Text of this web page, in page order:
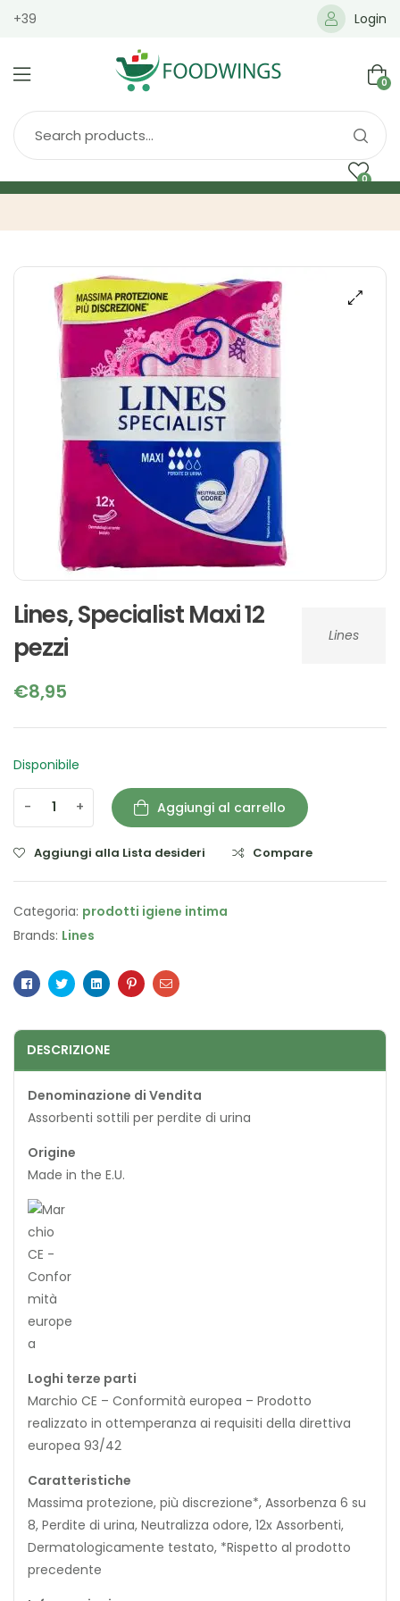
+39 Login
0
0
Lines
Lines, Specialist Maxi 12
pezzi
€8,95
Disponibile
- + Aggiungi al carrello
Aggiungi alla Lista desideri Compare
Categoria: prodotti igiene intima
Brands: Lines
Facebook
TwitterLinkedinPinterestEmail
DESCRIZIONE
Denominazione di Vendita
Assorbenti sottili per perdite di urina
Origine
Made in the E.U.
Loghi terze parti
Marchio CE – Conformità europea – Prodotto
realizzato in ottemperanza ai requisiti della direttiva
europea 93/42
Caratteristiche
Massima protezione, più discrezione*, Assorbenza 6 su
8, Perdite di urina, Neutralizza odore, 12x Assorbenti,
Dermatologicamente testato, *Rispetto al prodotto
precedente